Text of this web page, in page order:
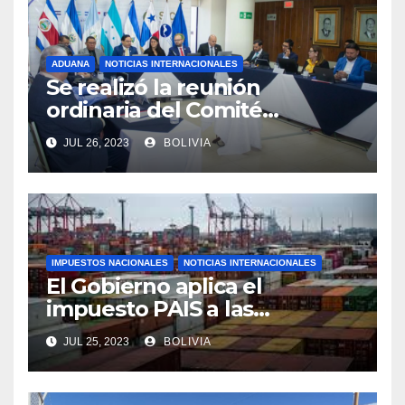
ADUANA NOTICIAS INTERNACIONALES
Se realizó la reunión
ordinaria del Comité
Aduanero Centroamericano
JUL 26, 2023 BOLIVIA
IMPUESTOS NACIONALES NOTICIAS INTERNACIONALES
El Gobierno aplica el
impuesto PAIS a las
importaciones de algunos
bienes y servicios
JUL 25, 2023 BOLIVIA